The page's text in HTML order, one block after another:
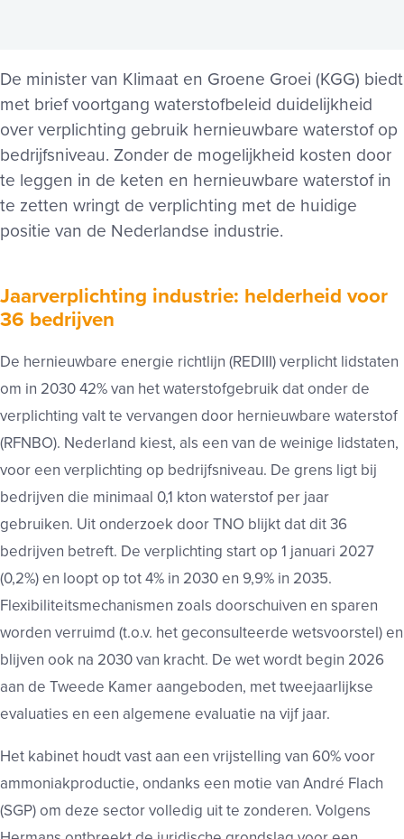
De minister van Klimaat en Groene Groei (KGG) biedt
met brief voortgang waterstofbeleid duidelijkheid
over verplichting gebruik hernieuwbare waterstof op
bedrijfsniveau. Zonder de mogelijkheid kosten door
te leggen in de keten en hernieuwbare waterstof in
te zetten wringt de verplichting met de huidige
positie van de Nederlandse industrie.
Jaarverplichting industrie: helderheid voor
36 bedrijven
De hernieuwbare energie richtlijn (REDIII) verplicht lidstaten
om in 2030 42% van het waterstofgebruik dat onder de
verplichting valt te vervangen door hernieuwbare waterstof
(RFNBO). Nederland kiest, als een van de weinige lidstaten,
voor een verplichting op bedrijfsniveau. De grens ligt bij
bedrijven die minimaal 0,1 kton waterstof per jaar
gebruiken. Uit onderzoek door TNO blijkt dat dit 36
bedrijven betreft. De verplichting start op 1 januari 2027
(0,2%) en loopt op tot 4% in 2030 en 9,9% in 2035.
Flexibiliteitsmechanismen zoals doorschuiven en sparen
worden verruimd (t.o.v. het geconsulteerde wetsvoorstel) en
blijven ook na 2030 van kracht. De wet wordt begin 2026
aan de Tweede Kamer aangeboden, met tweejaarlijkse
evaluaties en een algemene evaluatie na vijf jaar.
Het kabinet houdt vast aan een vrijstelling van 60% voor
ammoniakproductie, ondanks een motie van André Flach
(SGP) om deze sector volledig uit te zonderen. Volgens